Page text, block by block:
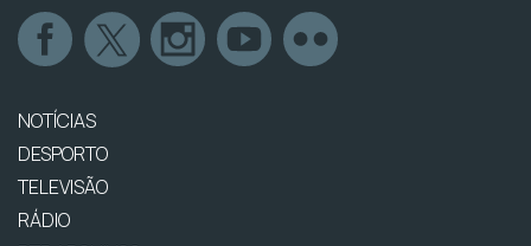
NOTÍCIAS
DESPORTO
TELEVISÃO
RÁDIO